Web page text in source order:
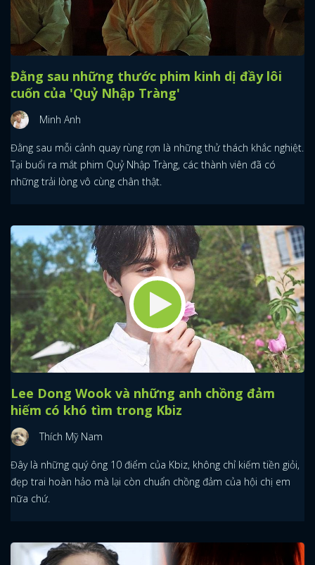
Đằng sau những thước phim kinh dị đầy lôi
cuốn của 'Quỷ Nhập Tràng'
Minh Anh
Đằng sau mỗi cảnh quay rùng rợn là những thử thách khắc nghiệt.
Tại buổi ra mắt phim Quỷ Nhập Tràng, các thành viên đã có
những trải lòng vô cùng chân thật.
Lee Dong Wook và những anh chồng đảm
hiếm có khó tìm trong Kbiz
Thích Mỹ Nam
Đây là những quý ông 10 điểm của Kbiz, không chỉ kiếm tiền giỏi,
đẹp trai hoàn hảo mà lại còn chuẩn chồng đảm của hội chị em
nữa chứ.